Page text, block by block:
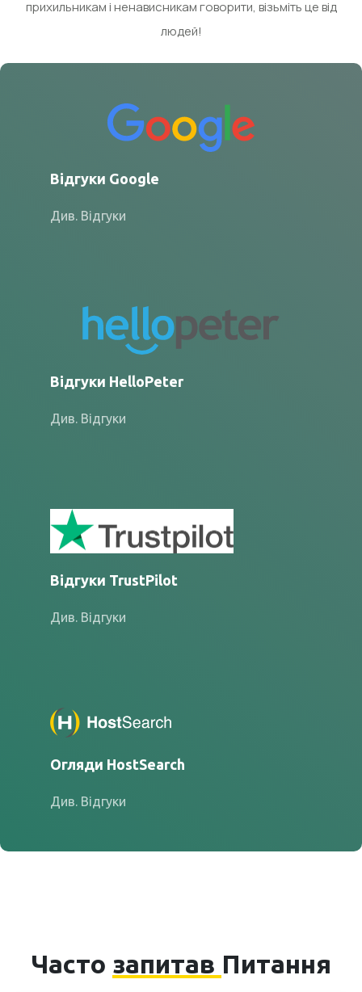
прихильникам і ненависникам говорити, візьміть це від
людей!
Відгуки Google
Див. Відгуки
Відгуки HelloPeter
Див. Відгуки
Відгуки TrustPilot
Див. Відгуки
Огляди HostSearch
Див. Відгуки
Часто запитав Питання